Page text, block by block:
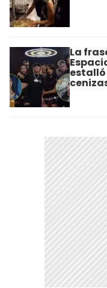
La
estalló